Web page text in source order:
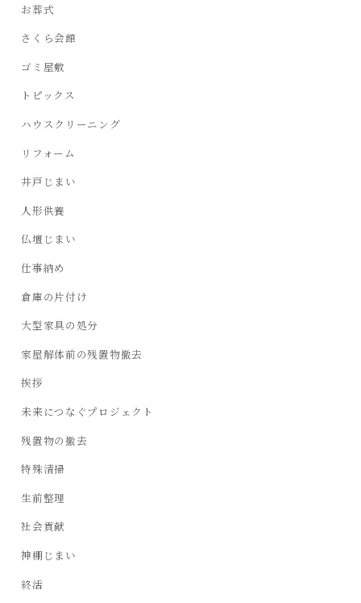
お葬式
さくら会館
ゴミ屋敷
トピックス
ハウスクリーニング
リフォーム
井戸じまい
人形供養
仏壇じまい
仕事納め
倉庫の片付け
大型家具の処分
家屋解体前の残置物撤去
挨拶
未来につなぐプロジェクト
残置物の撤去
特殊清掃
生前整理
社会貢献
神棚じまい
終活